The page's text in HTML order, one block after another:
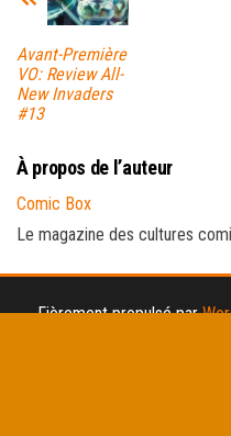
Avant-Première
VO: Review All-
New Invaders
#13
À propos de l’auteur
Comic Box
Le magazine des cultures
Fièrement propulsé par